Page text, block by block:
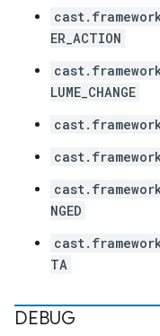
ER_ACTION
LUME_CHANGE
NGED
TA
DEBUG